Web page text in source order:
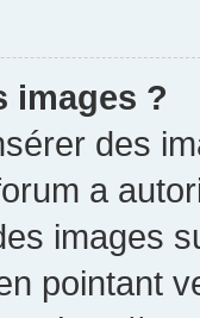
images ?
des
a
images
pointant